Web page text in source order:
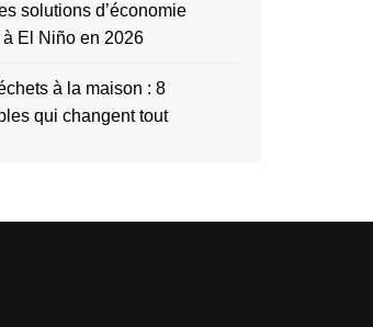
solutions d’économie
à El Niño en 2026
à la maison : 8
qui changent tout